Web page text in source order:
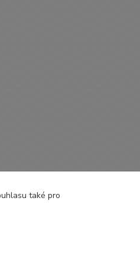
také pro